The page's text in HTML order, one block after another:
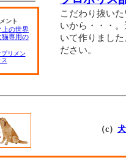
こだわり抜い
いから・・・
いて作りまし
ださい。
ント
上の世界
猫専用の
（c）